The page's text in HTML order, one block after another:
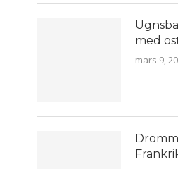
med
mars 9,